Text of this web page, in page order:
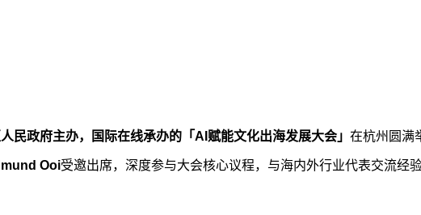
民政府主办，国际在线承办的 「AI赋能文化出海发展大会」 在杭州圆满
Ooi受邀出席，深度参与大会核心议程，与海内外行业代表交流经